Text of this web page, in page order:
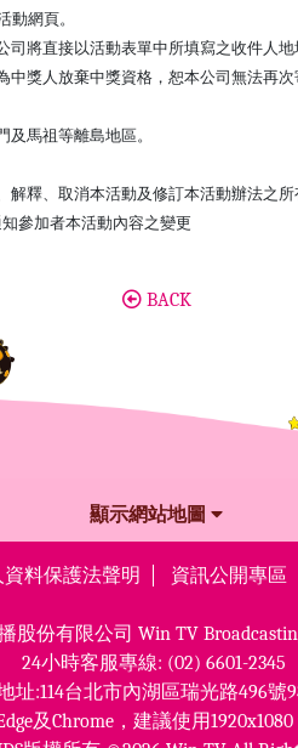
動網頁。
將直接以活動表單中所填寫之收件人地
獎人放棄中獎資格，恕本公司無法再
馬祖等離島地區。
釋、取消本活動及修訂本活動辦法之
參加者本活動內容之變更
BACK
顯示網站地圖
資料保護法聲明 資訊公開專區
股份有限公司 Win TV
24小時客服專線: (02) 6601-2345
址:114台北市內湖區瑞光路496號
及Chrome， 建議使用